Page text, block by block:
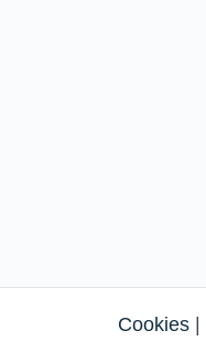
Cookies